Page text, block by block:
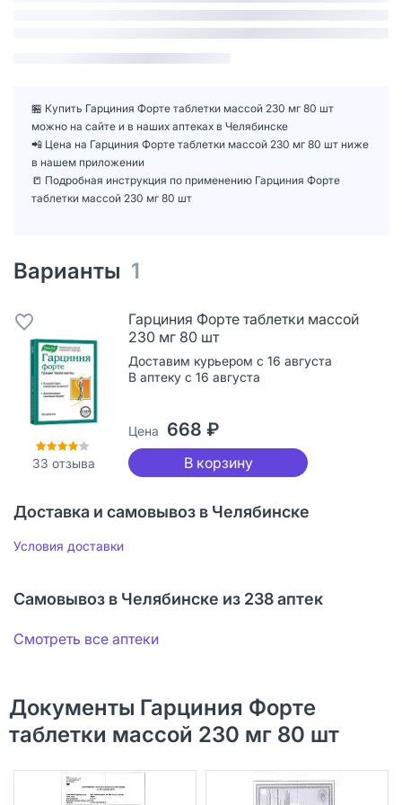
🏪 Купить Гарциния Форте таблетки массой 230 мг 80 шт
можно на сайте и в наших аптеках в Челябинске
📲 Цена на Гарциния Форте таблетки массой 230 мг 80 шт ниже
в нашем приложении
📒 Подробная инструкция по применению Гарциния Форте
таблетки массой 230 мг 80 шт
Варианты 1
33 отзыва
Гарциния Форте таблетки массой
230 мг 80 шт
Доставим курьером с 16 августа
В аптеку с 16 августа
Цена 668 ₽
В корзину
Доставка и самовывоз в Челябинске
Условия доставки
Самовывоз в Челябинске из 238 аптек
Смотреть все аптеки
Документы Гарциния Форте
таблетки массой 230 мг 80 шт